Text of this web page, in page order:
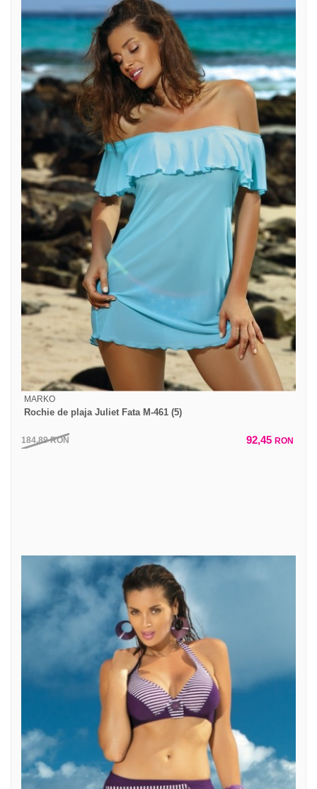
MARKO
Rochie de plaja Juliet Fata M-461 (5)
184,89RON 92,45 RON